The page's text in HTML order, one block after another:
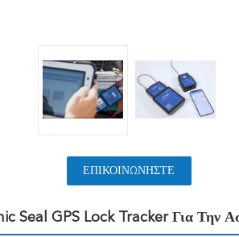
ΕΠΙΚΟΙΝΩΝΉΣΤΕ
Seal GPS Lock Tracker Για Την